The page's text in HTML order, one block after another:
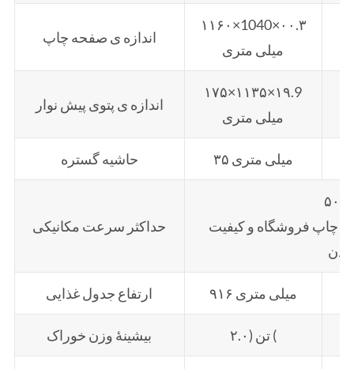
اندازه ی صفحه چاپ
۱۱۶۰×1040×۰۰.۳
میلی متری
اندازه ی پتوی پیش نوار
۱۷۵×۱۱۳۵×۱۹.9
میلی متری
حاشیه گستره ۳۵ میلی متری
حداکثر سرعت مکانیکی
چاپ فروشگاه و کیفیت
ارتفاع جدول غذایی ۹۱۶ میلی متری
بیشینۀ وزن خوراک ۲.۰) تن (